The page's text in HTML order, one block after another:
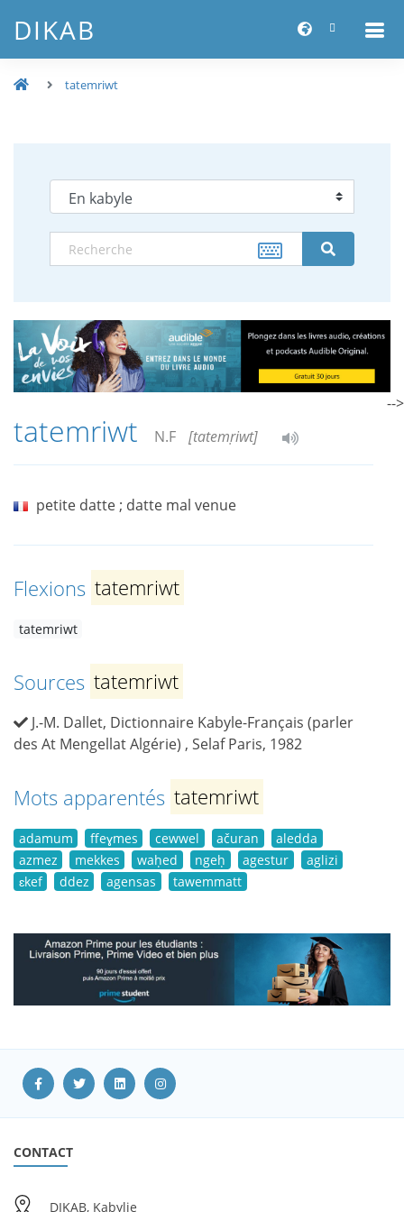
DIKAB
tatemriwt
tatemriwt N.F [tatemṛiwt]
petite datte ; datte mal venue
Flexions tatemriwt
tatemriwt
Sources tatemriwt
J.-M. Dallet, Dictionnaire Kabyle-Français (parler
des At Mengellat Algérie) , Selaf Paris, 1982
Mots apparentés tatemriwt
adamum ffeɣmes cewwel ačuran
aledda
azmez
mekkes waḥed ngeḥ agestur
aglizi
ɛkef
ddez agensas tawemmatt
-->
CONTACT
DIKAB, Kabylie